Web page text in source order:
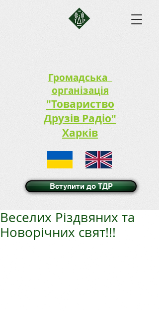
Громадська
організація
"Товариство
Друзів Радіо"
Харків
Вступити до ТДР
Веселих Різдвяних та
Новорічних свят!!!